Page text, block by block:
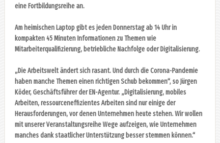
eine Fortbildungsreihe an.
Am heimischen Laptop gibt es jeden Donnerstag ab 14 Uhr in
kompakten 45 Minuten Informationen zu Themen wie
Mitarbeiterqualifizierung, betriebliche Nachfolge oder Digitalisierung.
„Die Arbeitswelt ändert sich rasant. Und durch die Corona-Pandemie
haben manche Themen einen richtigen Schub bekommen“, so Jürgen
Köder, Geschäftsführer der EN-Agentur. „Digitalisierung, mobiles
Arbeiten, ressourceneffizientes Arbeiten sind nur einige der
Herausforderungen, vor denen Unternehmen heute stehen. Wir wollen
mit unserer Veranstaltungsreihe Wege aufzeigen, wie Unternehmen
manches dank staatlicher Unterstützung besser stemmen können.“